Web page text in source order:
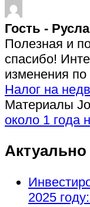
Гость -
Полезная и
спасибо!
изменения
Налог на
Материалы
около 1 года
Актуально
2025